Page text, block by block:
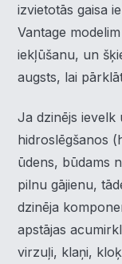
izvietotās gaisa
Vantage
iekļūšanu, un
augsts, lai
Ja dzinējs ievelk
hidroslēgšanos
ūdens, būdams
pilnu gājienu,
dzinēja
apstājas
virzuļi, klaņi,